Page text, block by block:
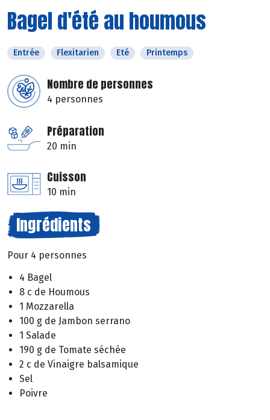
Bagel d'été au houmous
Entrée Flexitarien Eté Printemps
Nombre de personnes
4 personnes
Préparation
20 min
Cuisson
10 min
Ingrédients
Pour 4 personnes
4 Bagel
8 c de Houmous
1 Mozzarella
100 g de Jambon serrano
1 Salade
190 g de Tomate séchée
2 c de Vinaigre balsamique
Sel
Poivre